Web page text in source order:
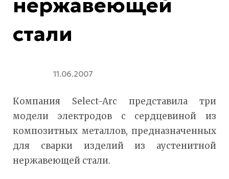
нержавеющей
стали
11.06.2007
Компания Select-Arc представила три
модели электродов с сердцевиной из
композитных металлов, предназначенных
для сварки изделий из аустенитной
нержавеющей стали.